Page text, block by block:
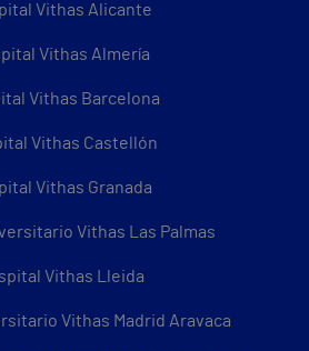
Vithas Alicante
Vithas Almería
Vithas Barcelona
Vithas Castellón
Vithas Granada
Vithas Las Palmas
Vithas Lleida
Vithas Madrid Aravaca